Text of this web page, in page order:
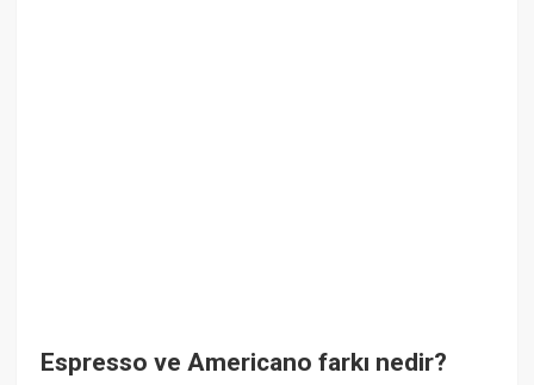
Espresso ve Americano farkı nedir?